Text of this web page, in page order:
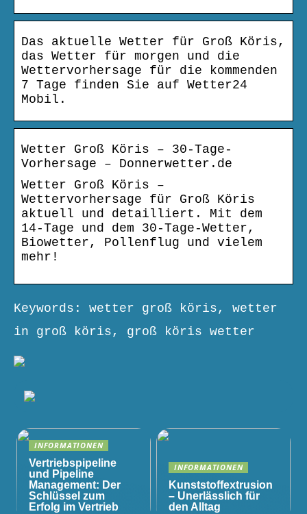
Das aktuelle Wetter für Groß Köris,
das Wetter für morgen und die
Wettervorhersage für die kommenden
7 Tage finden Sie auf Wetter24
Mobil.
Wetter Groß Köris – 30-Tage-
Vorhersage – Donnerwetter.de
Wetter Groß Köris –
Wettervorhersage für Groß Köris
aktuell und detailliert. Mit dem
14-Tage und dem 30-Tage-Wetter,
Biowetter, Pollenflug und vielem
mehr!
Keywords: wetter groß köris, wetter
in groß köris, groß köris wetter
INFORMATIONEN
Vertriebspipeline
und Pipeline
Management: Der
Schlüssel zum
Erfolg im Vertrieb
INFORMATIONEN
Kunststoffextrusion
– Unerlässlich für
den Alltag